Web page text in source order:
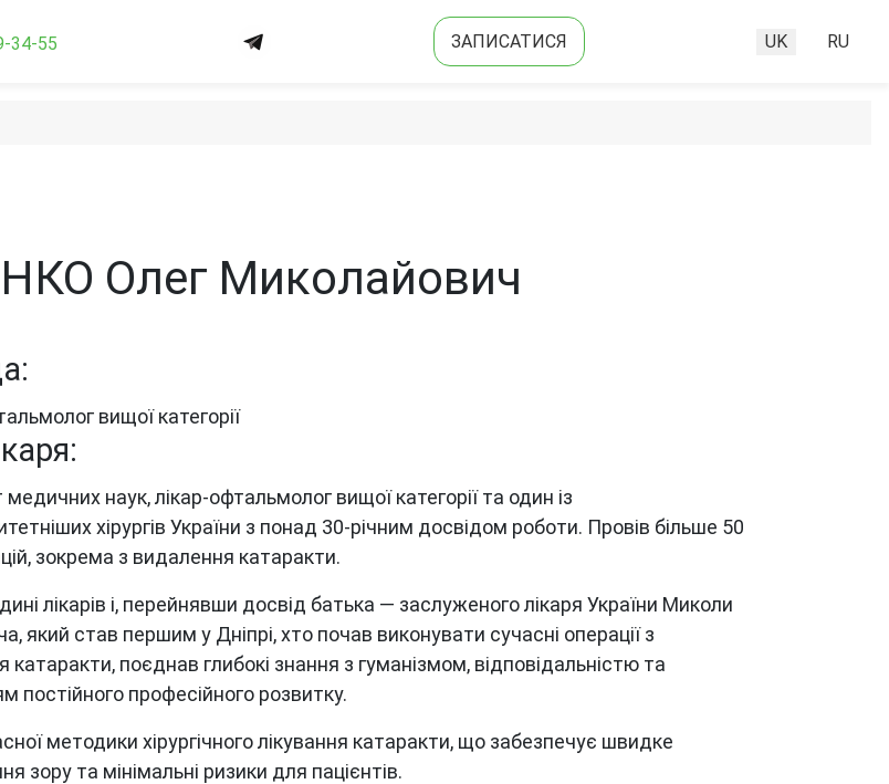
34-55 ЗАПИСАТИСЯ
Оберіть свою
UK RU
Олег Миколайович
вищої категорії
наук, лікар-офтальмолог вищої категорії та один із
хірургів України з понад 30-річним досвідом роботи. Провів більше 50
зокрема з видалення катаракти.
лікарів і, перейнявши досвід батька — заслуженого лікаря України Миколи
який став першим у Дніпрі, хто почав виконувати сучасні операції з
катаракти, поєднав глибокі знання з гуманізмом, відповідальністю та
постійного професійного розвитку.
методики хірургічного лікування катаракти, що забезпечує швидке
зору та мінімальні ризики для пацієнтів.